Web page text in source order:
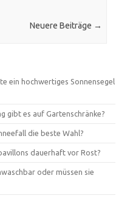
Neuere Beiträge →
ein hochwertiges Sonnensegel
gibt es auf Gartenschränke?
die beste Wahl?
dauerhaft vor Rost?
oder müssen sie